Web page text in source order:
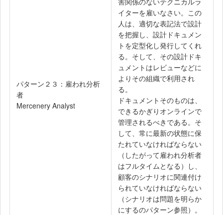
パターン２３：雇われ分析
者
Mercenery Analyst
イターを雇いなさい。この
人は、適切な表記法で設計
を把握し、設計ドキュメン
トを定型化し発行してくれ
る。そして、その設計ドキ
ュメントはレビューなどに
よりその組織で利用され
る。
ドキュメントそのものは、
できるかぎりオンラインで
管理されるべきである。そ
して、常に最新の状態に保
たれていなければならない
（したがって雇われ分析者
はフルタイムとなる）し、
顧客のシナリオに関連付け
られていなければならない
（シナリオは問題を明らか
にするのパターン参照）。